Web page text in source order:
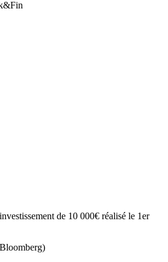
de 10 000€ réalisé le 1er